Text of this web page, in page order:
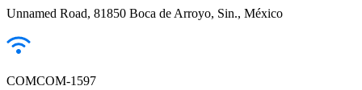
Unnamed Road, 81850 Boca de Arroyo, Sin., México
COMCOM-1597